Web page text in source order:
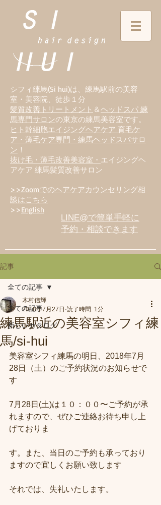
シフィ練馬(Si hui)は、 練馬駅前の美容
室・美容院、徒歩１分
髪質改善トリートメント ＆ヘッドスパ 練
馬専門サロンの東京の練馬美容室です。
ヒト幹細胞エイジングヘアケア 育毛ケ
ア・薄毛ケア専門・練馬ヘッドスパサロ
ン ！
抜け毛・薄毛改善美容室・ エイジングヘ
アケア 練馬髪質改善サロン
>>Zoomでのヘアケアカウンセリング相
談はこちら
>>English
LINE@で簡単手軽に
予約・相談できます
記事
全ての記事
新しいカタログ
全ての記事
練馬駅近の美容室シフィ練
馬/si-hui
木村信輝
2018年7月27日 読了時間: 1分
美容室シフィ練馬の明日、2018年7月
28日（土）のご予約状況のお知らせで
す
7月28日(土)は１０：００〜ご予約が承
れますので、ぜひご連絡お待ち申し上
げておりま
す。また、当日のご予約も承っており
ますので宜しくお願い致します
それでは、失礼いたします。